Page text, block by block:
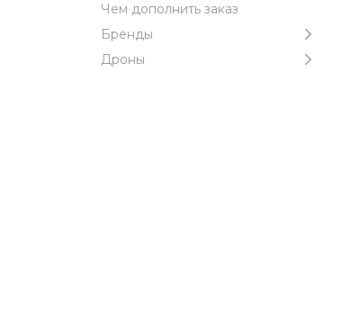
Чем дополнить заказ
Бренды
Дроны